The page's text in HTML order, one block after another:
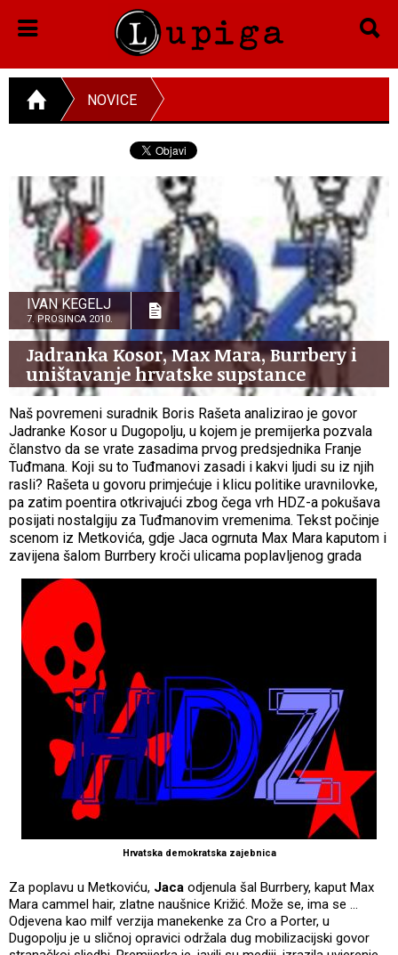
NOVICE
IVAN KEGELJ
7. PROSINCA 2010.
Jadranka Kosor, Max Mara, Burrbery i
uništavanje hrvatske supstance
Naš povremeni suradnik Boris Rašeta analizirao je govor
Jadranke Kosor u Dugopolju, u kojem je premijerka pozvala
članstvo da se vrate zasadima prvog predsjednika Franje
Tuđmana. Koji su to Tuđmanovi zasadi i kakvi ljudi su iz njih
rasli? Rašeta u govoru primjećuje i klicu politike uravnilovke,
pa zatim poentira otkrivajući zbog čega vrh HDZ-a pokušava
posijati nostalgiju za Tuđmanovim vremenima. Tekst počinje
scenom iz Metkovića, gdje Jaca ogrnuta Max Mara kaputom i
zavijena šalom Burrbery kroči ulicama poplavljenog grada
Hrvatska demokratska zajebnica
Za poplavu u Metkoviću, Jaca odjenula šal Burrbery, kaput Max
Mara cammel hair, zlatne naušnice Križić. Može se, ima se ...
Odjevena kao milf verzija manekenke za Cro a Porter, u
Dugopolju je u sličnoj opravici održala dug mobilizacijski govor